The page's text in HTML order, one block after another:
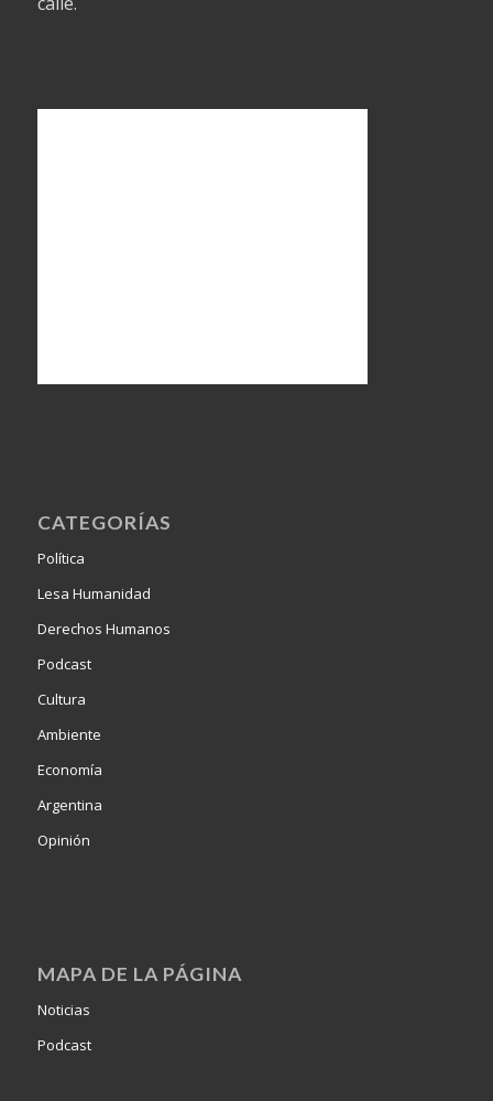
CATEGORÍAS
Política
Lesa Humanidad
Derechos Humanos
Podcast
Cultura
Ambiente
Economía
Argentina
Opinión
MAPA DE LA PÁGINA
Noticias
Podcast